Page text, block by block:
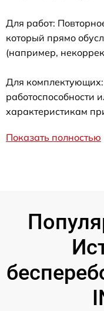
Для работ:
который прямо
(например,
Для
работоспособности
характеристикам
Показать полностью